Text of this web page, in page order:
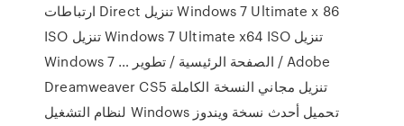
ارتباطات Direct تنزيل Windows 7 Ultimate x 86
ISO تنزيل Windows 7 Ultimate x64 ISO تنزيل
Windows 7 … الصفحة الرئيسية / تطوير / Adobe
Dreamweaver CS5 تنزيل مجاني النسخة الكاملة
لنظام التشغيل Windows تحميل أحدث نسخة ويندوز